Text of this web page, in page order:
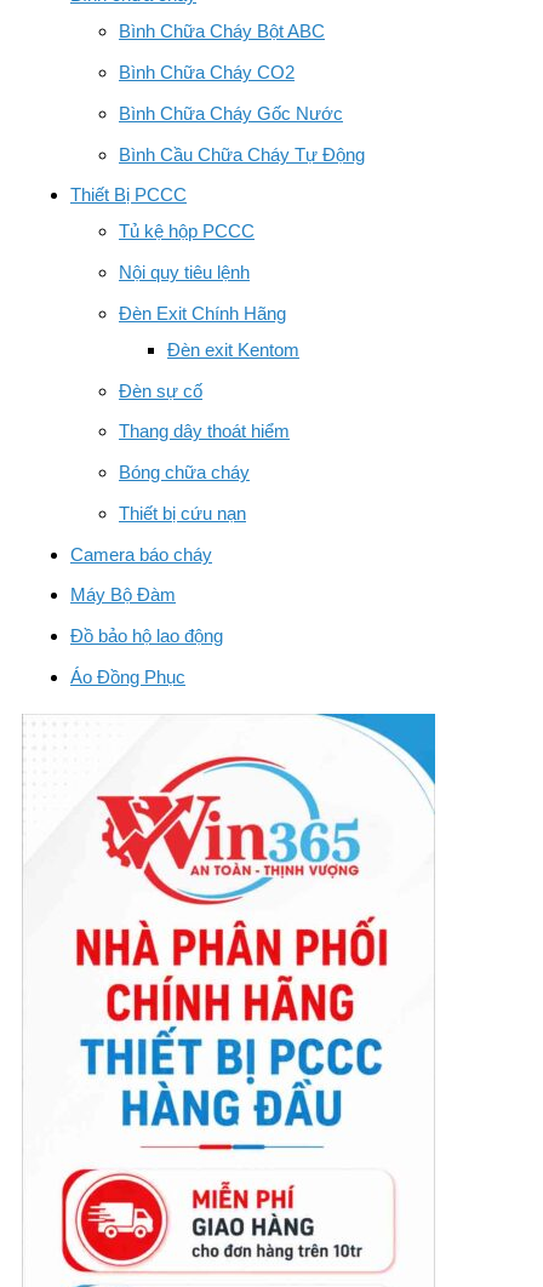
Bình Chữa Cháy Bột ABC
Bình Chữa Cháy CO2
Bình Chữa Cháy Gốc Nước
Bình Cầu Chữa Cháy Tự Động
Thiết Bị PCCC
Tủ kệ hộp PCCC
Nội quy tiêu lệnh
Đèn Exit Chính Hãng
Đèn exit Kentom
Đèn sự cố
Thang dây thoát hiểm
Bóng chữa cháy
Thiết bị cứu nạn
Camera báo cháy
Máy Bộ Đàm
Đồ bảo hộ lao động
Áo Đồng Phục